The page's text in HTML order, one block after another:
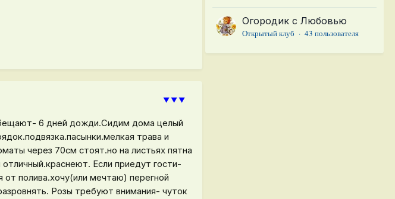
⯆⯆⯆
6 дней дожди.Сидим дома целый
трава и
через 70см стоят.но на листьях пятна
Если приедут гости-
полива.хочу(или мечтаю) перегной
Розы требуют внимания- чуток
Огородик с Любовью
Открытый клуб · 43 пользователя